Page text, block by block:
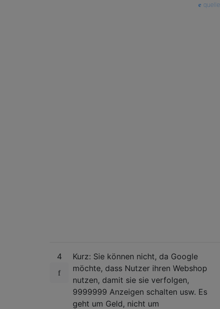
quelle
4
Kurz: Sie können nicht, da Google
möchte, dass Nutzer ihren Webshop
nutzen, damit sie sie verfolgen,
9999999 Anzeigen schalten usw. Es
geht um Geld, nicht um